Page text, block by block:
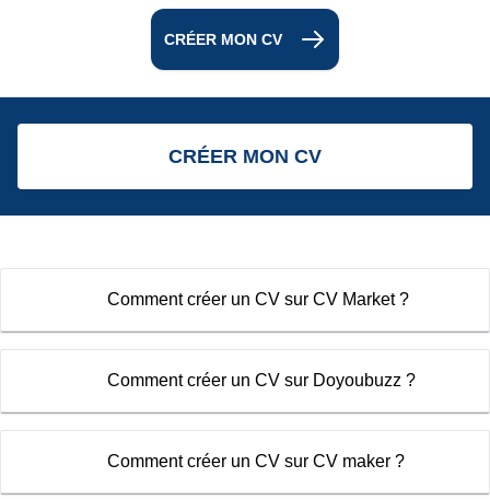
CRÉER MON CV
CRÉER MON CV
Comment créer un CV sur CV Market ?
Comment créer un CV sur Doyoubuzz ?
Comment créer un CV sur CV maker ?